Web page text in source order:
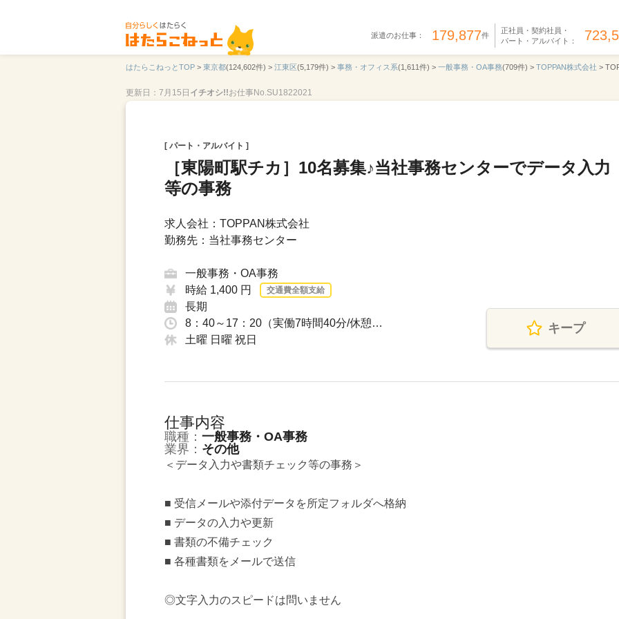
派遣のお仕事： 179,877件
正社員・契約社員・
パート・アルバイト：
はたらこねっとTOP > 東京都(124,602件) > 江東区(5,179件) > 事務・オフィス系(1,611件) > 一般事務・OA事務(709件) > TOPPAN株式会社 >
更新日：7月15日 イチオシ!!お仕事No.SU1822021
[ パート・アルバイト ]
［東陽町駅チカ］10名募集♪当社事務センターでデータ入力
等の事務
求人会社：TOPPAN株式会社
勤務先：当社事務センター
一般事務・OA事務
時給 1,400 円
交通費全額支給
長期
8：40～17：20（実働7時間40分/休憩…
土曜 日曜 祝日
キープ
仕事内容
職種： 一般事務・OA事務
業界： その他
＜データ入力や書類チェック等の事務＞
■ 受信メールや添付データを所定フォルダへ格納
■ データの入力や更新
■ 書類の不備チェック
■ 各種書類をメールで送信
◎文字入力のスピードは問いません